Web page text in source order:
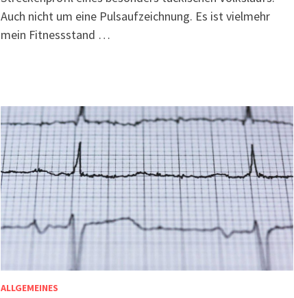
Auch nicht um eine Pulsaufzeichnung. Es ist vielmehr
mein Fitnessstand …
ALLGEMEINES